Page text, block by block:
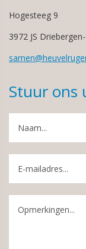
Hogesteeg 9
3972 JS
Stuur ons